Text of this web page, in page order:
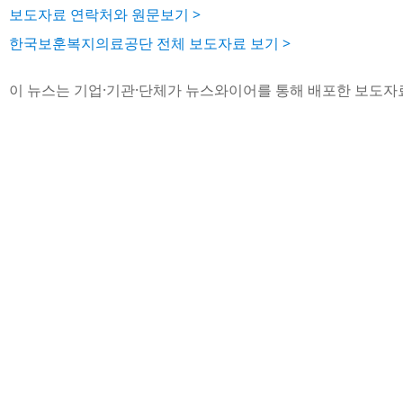
보도자료 연락처와 원문보기 >
한국보훈복지의료공단 전체 보도자료 보기 >
이 뉴스는 기업·기관·단체가 뉴스와이어를 통해 배포한 보도